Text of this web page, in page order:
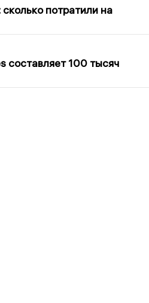
потратили на
100 тысяч